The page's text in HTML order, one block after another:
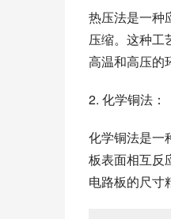
热压法是一种
压缩。这种工
高温和高压的
2. 化学铜法：
化学铜法是一
板表面相互反
电路板的尺寸